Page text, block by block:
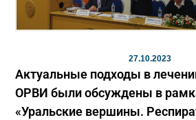
27.10.2023
Актуальные подходы в
ОРВИ были обсуждены в
«Уральские вершины.